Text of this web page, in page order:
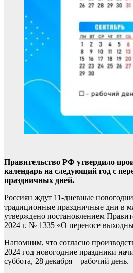
Правительство РФ утвердило
календарь на следующий год с
праздничных дней.
Россиян ждут 11-дневные
традиционные праздничные дни в
утверждено постановлением
2024 г. № 1335 «О переносе
Напомним, что согласно
2024 год новогодние праздники
суббота, 28 декабря – рабочий день.